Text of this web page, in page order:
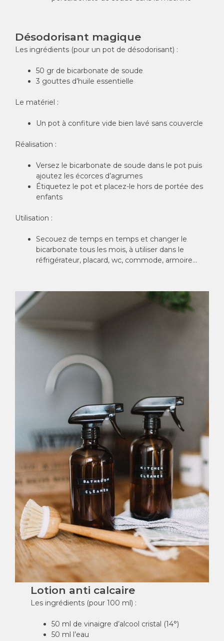
Désodorisant magique
Les ingrédients (pour un pot de désodorisant) :
50 gr de bicarbonate de soude
3 gouttes d’huile essentielle
Le matériel :
Un pot à confiture vide bien lavé sans couvercle
Réalisation :
Versez le bicarbonate de soude dans le pot puis
ajoutez les écorces d’agrumes
Étiquetez le pot et placez-le hors de portée des
enfants
Utilisation :
Secouez de temps en temps et changer le
bicarbonate tous les mois, à utiliser dans le
réfrigérateur, placard, wc, commode, armoire…
Lotion anti calcaire
Les ingrédients (pour 100 ml) :
50 ml de vinaigre d’alcool cristal (14°)
50 ml l’eau